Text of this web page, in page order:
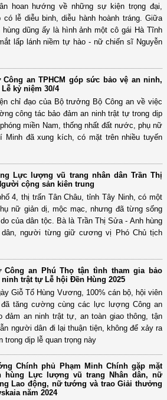
hoan hướng về những sự kiện trọng đại,
có lễ diễu binh, diễu hành hoành tráng. Giữa
hùng dũng ấy là hình ảnh một cô gái Hà Tĩnh
lấp lánh niềm tự hào - nữ chiến sĩ Nguyễn
Công an TPHCM góp sức bảo vệ an ninh,
kỷ niệm 30/4
chỉ đạo của Bộ trưởng Bộ Công an về việc
công tác bảo đảm an ninh trật tự trong dịp
miền Nam, thống nhất đất nước, phụ nữ
Minh đã xung kích, có mặt trên nhiều tuyến
Lực lượng vũ trang nhân dân Trần Thị
cộng sản kiên trung
4, thị trấn Tân Châu, tỉnh Tây Ninh, có một
nữ giản dị, mộc mạc, nhưng đã từng sống
của dân tộc. Bà là Trần Thị Sửa - Anh hùng
dân, người từng giữ cương vị Phó Chủ tịch
Công an Phú Thọ tận tình tham gia bảo
ninh trật tự Lễ hội Đền Hùng 2025
Giỗ Tổ Hùng Vương, 100% cán bộ, hội viên
tăng cường cùng các lực lượng Công an
đảm an ninh trật tự, an toàn giao thông, tận
người dân đi lại thuận tiện, không để xảy ra
trong dịp lễ quan trọng này
Chính phủ Phạm Minh Chính gặp mặt
hùng Lực lượng vũ trang Nhân dân, nữ
Lao động, nữ tướng và trao Giải thưởng
năm 2024